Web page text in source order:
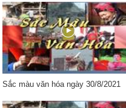
Sắc màu văn hóa ngày 30/8/2021